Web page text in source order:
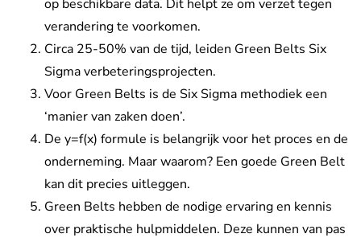
op beschikbare data. Dit helpt ze om verzet tegen
verandering te voorkomen.
Circa 25-50% van de tijd, leiden Green Belts Six
Sigma verbeteringsprojecten.
Voor Green Belts is de Six Sigma methodiek een
‘manier van zaken doen’.
De y=f(x) formule is belangrijk voor het proces en de
onderneming. Maar waarom? Een goede Green Belt
kan dit precies uitleggen.
Green Belts hebben de nodige ervaring en kennis
over praktische hulpmiddelen. Deze kunnen van pas